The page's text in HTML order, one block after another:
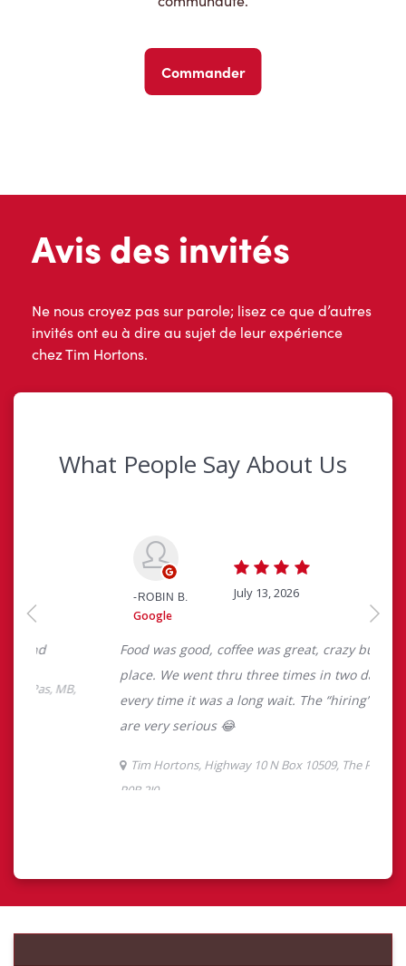
Commander
Avis des invités
Ne nous croyez pas sur parole; lisez ce que d’autres
invités ont eu à dire au sujet de leur expérience
chez Tim Hortons.